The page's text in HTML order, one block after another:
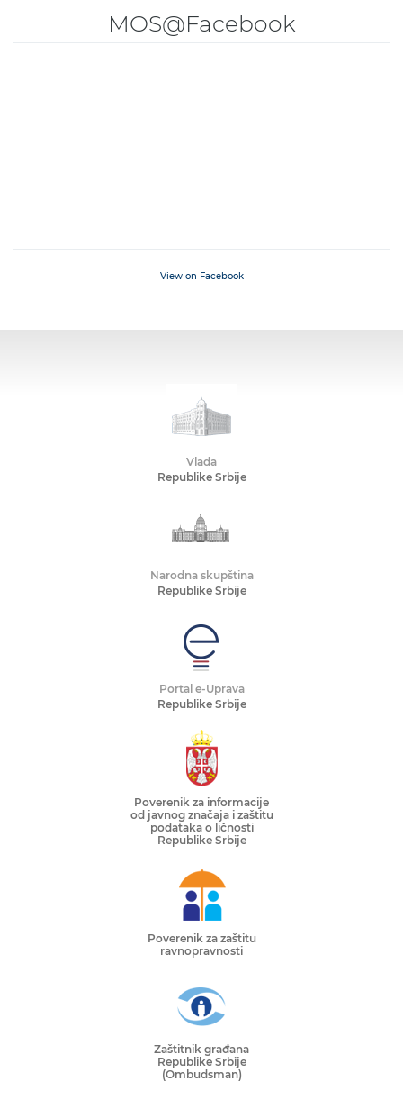
MOS@Facebook
View on Facebook
Vlada
Republike Srbije
Narodna skupština
Republike Srbije
Portal e-Uprava
Republike Srbije
Poverenik za informacije
od javnog značaja i zaštitu
podataka o ličnosti
Republike Srbije
Poverenik za zaštitu
ravnopravnosti
Zaštitnik građana
Republike Srbije
(Ombudsman)